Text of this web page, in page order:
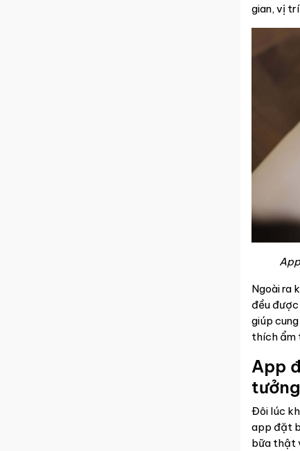
gian, vị
Ngoài ra
đều
giúp
thích ẩm
App
Đôi lúc
app đặt
bữa thật